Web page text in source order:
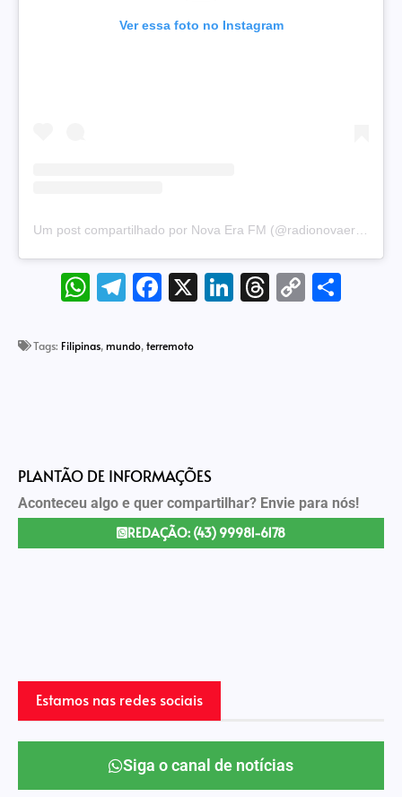
Ver essa foto no Instagram
WhatsApp
Telegram
Facebook
X LinkedIn
Threads
Copy
Tags: Filipinas,mundo,terremoto
PLANTÃO DE INFORMAÇÕES
Aconteceu algo e quer compartilhar? Envie para nós!
REDAÇÃO: (43) 99981-6178
Estamos nas redes sociais
Siga o canal de notícias